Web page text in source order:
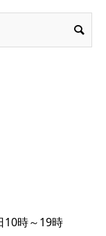
10時～19時